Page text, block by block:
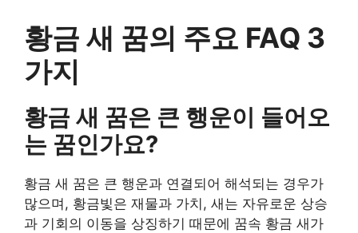
황금 새 꿈의 주요 FAQ 3
가지
황금 새 꿈은 큰 행운이 들어오
는 꿈인가요?
황금 새 꿈은 큰 행운과 연결되어 해석되는 경우가
많으며, 황금빛은 재물과 가치, 새는 자유로운 상승
과 기회의 이동을 상징하기 때문에 꿈속 황금 새가